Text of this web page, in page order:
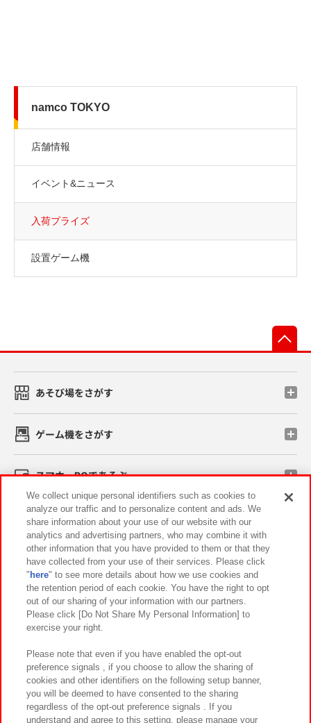
namco TOKYO
店舗情報
イベント&ニュース
入荷プライズ
設置ゲーム機
あそび場をさがす
ゲーム機をさがす
スマホ・PCであそぶ
イベント・キャンペーン
関連会社 サステナビリティ サイトポリシー
プライバシーポリシー ウェブアクセシビリティ方針と検証結果
お取引先さまとともに
カスタマーハラスメント対応方針 よくあるご質問・お問い合わせ
We collect unique personal identifiers such as cookies to
analyze our traffic and to personalize content and ads. We
share information about your use of our website with our
analytics and advertising partners, who may combine it with
other information that you have provided to them or that they
have collected from your use of their services. Please click
" here" to see more details about how we use cookies and
the retention period of each cookie. You have the right to opt
out of our sharing of your information with our partners.
Please click [Do Not Share My Personal Information] to
exercise your right.
Please note that even if you have enabled the opt-out
preference signals , if you choose to allow the sharing of
cookies and other identifiers on the following setup banner,
you will be deemed to have consented to the sharing
regardless of the opt-out preference signals . If you
understand and agree to this setting, please manage your